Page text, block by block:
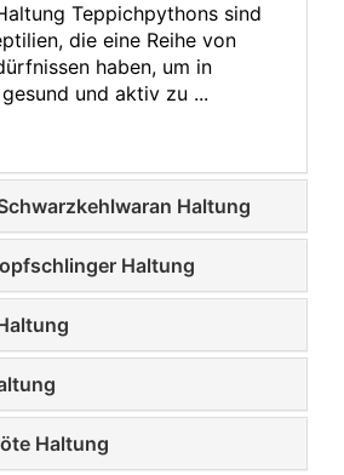
Teppichpythons sind
die eine Reihe von
haben, um in
und aktiv zu ...
Haltung
Haltung
Haltung